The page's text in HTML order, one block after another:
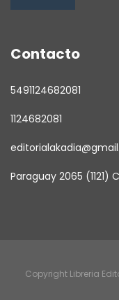
Contacto
5491124682081
1124682081
Paraguay 2065 (1121)
Copyright Libreria